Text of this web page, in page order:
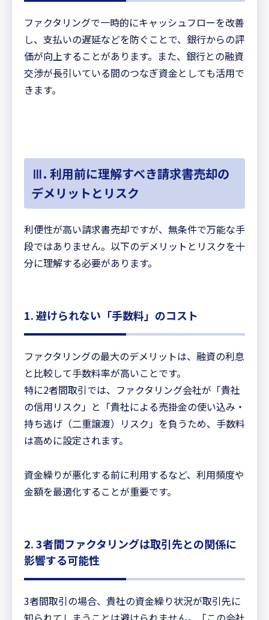
ファクタリングで一時的にキャッシュフローを改善
し、支払いの遅延などを防ぐことで、銀行からの評
価が向上することがあります。また、銀行との融資
交渉が長引いている間のつなぎ資金としても活用で
きます。
Ⅲ. 利用前に理解すべき請求書売却の
デメリットとリスク
利便性が高い請求書売却ですが、無条件で万能な手
段ではありません。以下のデメリットとリスクを十
分に理解する必要があります。
1. 避けられない「手数料」のコスト
ファクタリングの最大のデメリットは、融資の利息
と比較して手数料率が高いことです。
特に2者間取引では、ファクタリング会社が「貴社
の信用リスク」と「貴社による売掛金の使い込み・
持ち逃げ（二重譲渡）リスク」を負うため、手数料
は高めに設定されます。
資金繰りが悪化する前に利用するなど、利用頻度や
金額を最適化することが重要です。
2. 3者間ファクタリングは取引先との関係に
影響する可能性
3者間取引の場合、貴社の資金繰り状況が取引先に